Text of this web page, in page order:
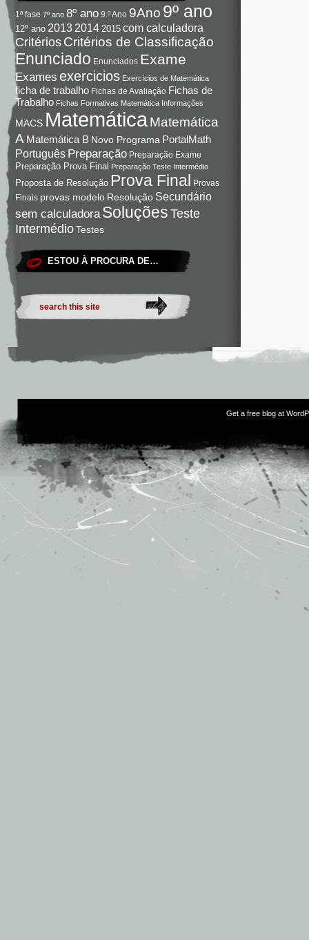
1ª fase 7º ano 8º ano 9.º Ano 9Ano 9º ano
12º ano 2013 2014 2015 com calculadora
Critérios Critérios de Classificação
Enunciado Enunciados Exame
Exames exercicios Exercícios de Matemática
ficha de trabalho Fichas de Avaliação Fichas de
Trabalho Fichas Formativas Matemática Informações
MACS Matemática Matemática
A Matemática B Novo Programa PortalMath
Português Preparação Preparação Exame
Preparação Prova Final Preparação Teste Intermédio
Proposta de Resolução Prova Final Provas
Finais provas modelo Resolução Secundário
sem calculadora Soluções Teste
IntermédioTestes
ESTOU À PROCURA DE…
Get a free blog at